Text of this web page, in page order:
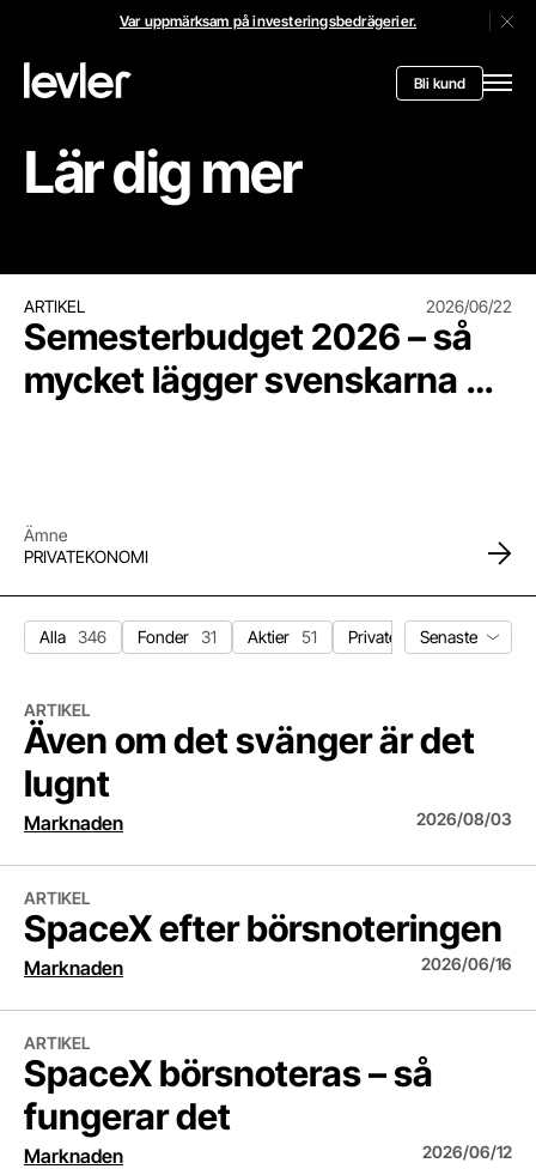
Var uppmärksam på investeringsbedrägerier.
Header.toStartPagee Bli kund
Lär dig mer
ARTIKEL 2026/06/22
Semesterbudget 2026 – så
mycket lägger svenskarna på
Ämne
PRIVATEKONOMI
Alla 346 Fonder 31 Aktier 51 Privatekonomi 66
Sortera
ARTIKEL
Även om det svänger är det
lugnt
Marknaden 2026/08/03
ARTIKEL
SpaceX efter börsnoteringen
Marknaden 2026/06/16
ARTIKEL
SpaceX börsnoteras – så
fungerar det
Marknaden 2026/06/12